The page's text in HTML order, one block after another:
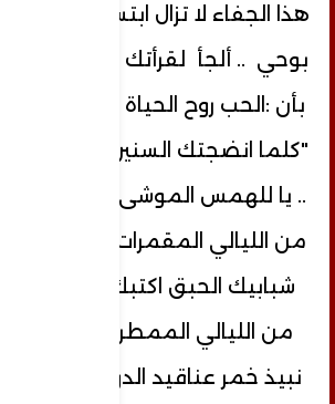
هذا الجفاء لا تزال ابتسامتك
بوحي .. ألجأ لقرأتك في كل
بأن :الحب روح الحياة .. أنت امرأة
"كلما انضجتك السنين تزدادين
.. يا للهمس الموشى بالعتاب
من الليالي المقمرات وجدتني
شبابيك الحبق اكتبك في
من الليالي الممطرات انكفئ
نبيذ خمر عناقيد الدوالي